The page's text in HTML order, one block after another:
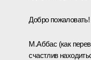
Добро пожаловать!
М.Аббас (как
счастлив